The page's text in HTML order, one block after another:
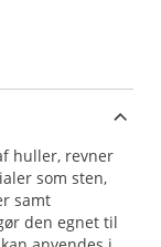
huller, revner
som sten,
samt
den egnet til